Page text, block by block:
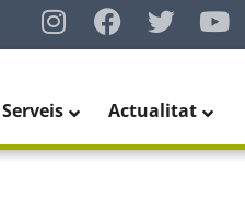
Serveis Actualitat